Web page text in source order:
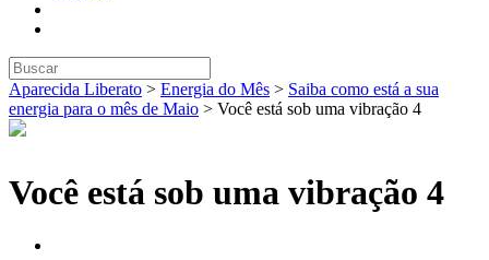
Aparecida Liberato > Energia do Mês > Saiba como está a sua
energia para o mês de Maio > Você está sob uma vibração 4
Você está sob uma vibração 4